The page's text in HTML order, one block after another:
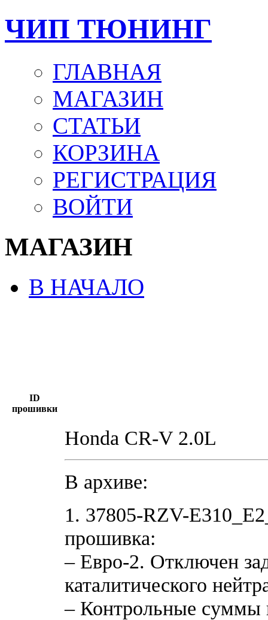
ЧИП ТЮНИНГ
ГЛАВНАЯ
МАГАЗИН
СТАТЬИ
КОРЗИНА
РЕГИСТРАЦИЯ
ВОЙТИ
МАГАЗИН
В НАЧАЛО
ID
прошивки
Honda CR-V 2.0L
В архиве:
1. 37805-RZV-
прошивка:
– Евро-2. Отключен
каталитического
– Контрольные суммы